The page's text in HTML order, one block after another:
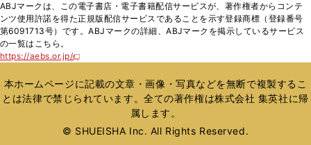
く
ド
ウ
で
ィ
ン
ド
開
く
ABJマークは、この電子書店・電子書籍配信サービスが、著作権者からコンテ
ンツ使用許諾を得た正規版配信サービスであることを示す登録商標（登録番号
第6091713号）です。ABJマークの詳細、ABJマークを掲示しているサービス
の一覧はこちら。
https://aebs.or.jp/
新
い
ウ
ィ
ウ
本ホームページに記載の文章・画像・写真などを無断で複製するこ
とは法律で禁じられています。全ての著作権は株式会社 集英社に帰
属します。
© SHUEISHA Inc. All Rights Reserved.